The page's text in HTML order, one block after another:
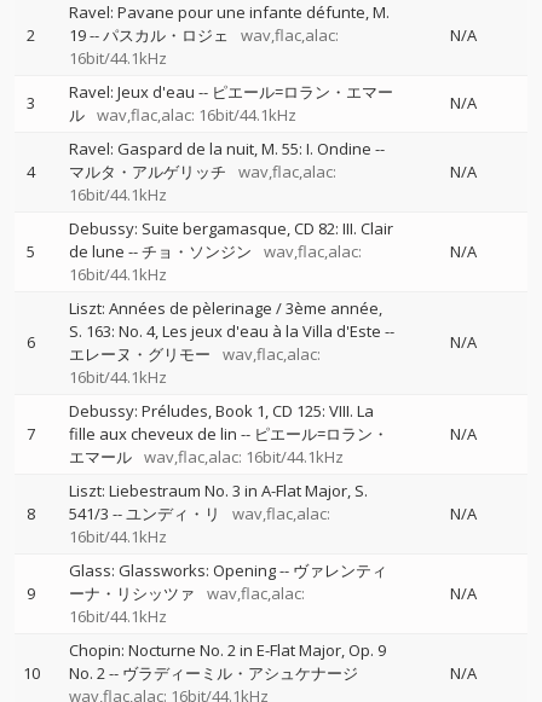
2
Ravel: Pavane pour une infante défunte, M.
19--パスカル・ロジェ
wav,flac,alac:
16bit/44.1kHz
N/A
3 Ravel: Jeux d'eau -- ピエール=ロラン・エマー
ル wav,flac,alac: 16bit/44.1kHz
N/A
4
Ravel: Gaspard de la nuit, M. 55: I. Ondine --
マルタ・アルゲリッチ
wav,flac,alac:
16bit/44.1kHz
N/A
5
Debussy: Suite bergamasque, CD 82: III. Clair
de lune --チョ・ソンジン
wav,flac,alac:
16bit/44.1kHz
N/A
6
Liszt: Années de pèlerinage / 3ème année,
S. 163: No. 4, Les jeux d'eau à la Villa d'Este --
エレーヌ・グリモー
wav,flac,alac:
16bit/44.1kHz
N/A
7
Debussy: Préludes, Book 1, CD 125: VIII. La
fille aux cheveux de lin -- ピエール=ロラン・
エマール wav,flac,alac: 16bit/44.1kHz
N/A
8
Liszt: Liebestraum No. 3 in A-Flat Major, S.
541/3 --ユンディ・リ
wav,flac,alac:
16bit/44.1kHz
N/A
9
Glass: Glassworks: Opening-- ヴァレンティ
ーナ・リシッツァ
wav,flac,alac:
16bit/44.1kHz
N/A
10
Chopin: Nocturne No. 2 in E-Flat Major, Op. 9
No. 2-- ヴラディーミル・アシュケナージ
wav,flac,alac: 16bit/44.1kHz
N/A